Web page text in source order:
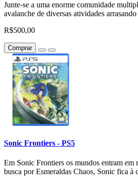
Junte-se a uma enorme comunidade
avalanche de diversas atividades
R$500,00
Comprar
Sonic Frontiers - PS5
Em Sonic Frontiers os mundos entram em
busca por Esmeraldas Chaos, Sonic fica à